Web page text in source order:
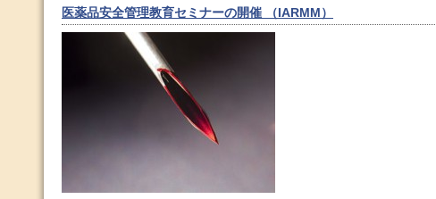
医薬品安全管理教育セミナーの開催 （IARMM）